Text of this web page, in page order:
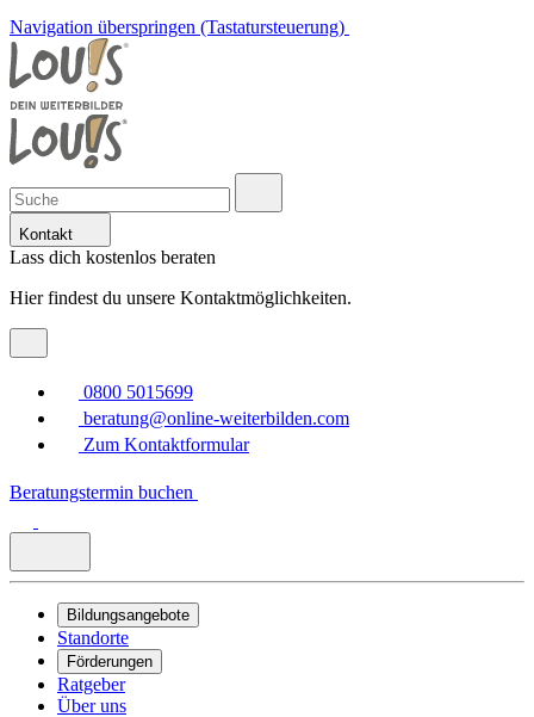
Navigation überspringen (Tastatursteuerung)
Kontakt
Lass dich kostenlos beraten
Hier findest du unsere Kontaktmöglichkeiten.
0800 5015699
beratung@online-weiterbilden.com
Zum Kontaktformular
Beratungstermin buchen
Bildungsangebote
Standorte
Förderungen
Ratgeber
Über uns